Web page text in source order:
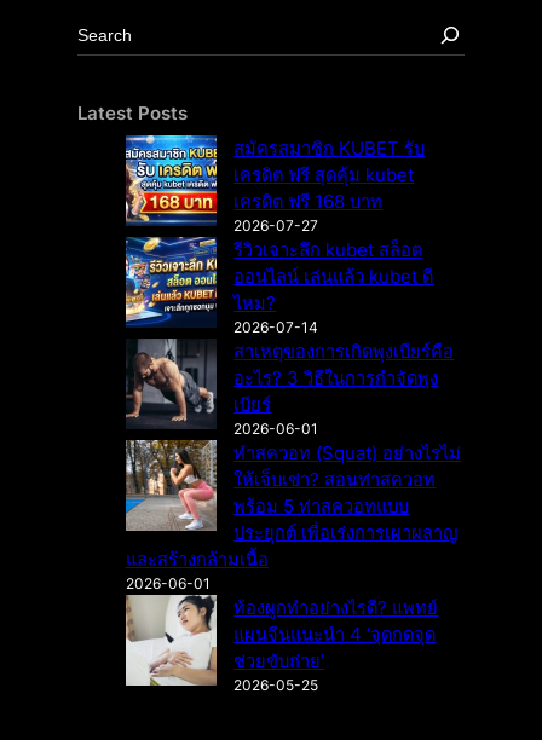
S
e
rLatest Posts
สมัครสมาชิก KUBET รับ
เครดิต ฟรี สุดคุ้ม kubet
เครดิต ฟรี 168 บาท
2026-07-27
รีวิวเจาะลึก kubet สล็อต
ออนไลน์ เล่นแล้ว kubet ดี
ไหม?
2026-07-14
สาเหตุของการเกิดพุงเบียร์คือ
อะไร? 3 วิธีในการกำจัดพุง
เบียร์
2026-06-01
ทำสควอท (Squat) อย่างไรไม่
ให้เจ็บเข่า? สอนท่าสควอท
พร้อม 5 ท่าสควอทแบบ
ประยุกต์ เพื่อเร่งการเผาผลาญ
และสร้างกล้ามเนื้อ
2026-06-01
ท้องผูกทำอย่างไรดี? แพทย์
แผนจีนแนะนำ 4 ‘จุดกดจุด
ช่วยขับถ่าย’
2026-05-25